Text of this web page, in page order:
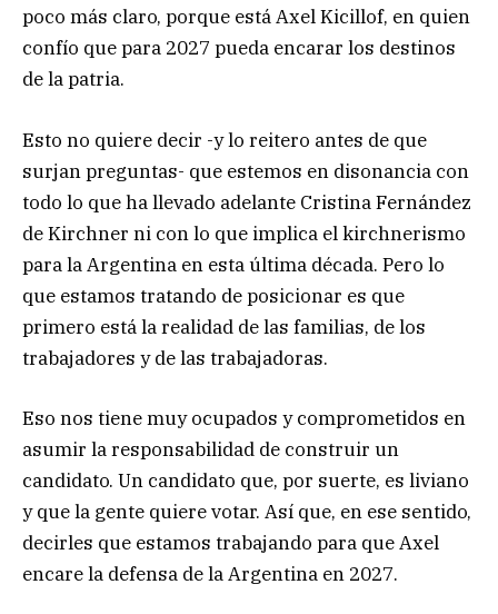
poco más claro, porque está Axel Kicillof, en quien
confío que para 2027 pueda encarar los destinos
de la patria.
Esto no quiere decir -y lo reitero antes de que
surjan preguntas- que estemos en disonancia con
todo lo que ha llevado adelante Cristina Fernández
de Kirchner ni con lo que implica el kirchnerismo
para la Argentina en esta última década. Pero lo
que estamos tratando de posicionar es que
primero está la realidad de las familias, de los
trabajadores y de las trabajadoras.
Eso nos tiene muy ocupados y comprometidos en
asumir la responsabilidad de construir un
candidato. Un candidato que, por suerte, es liviano
y que la gente quiere votar. Así que, en ese sentido,
decirles que estamos trabajando para que Axel
encare la defensa de la Argentina en 2027.